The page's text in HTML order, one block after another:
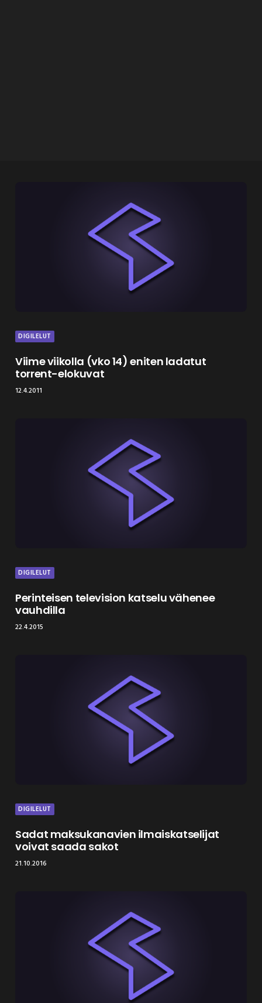
DIGILELUT
Viime viikolla (vko 14) eniten ladatut
torrent-elokuvat
12.4.2011
DIGILELUT
Perinteisen television katselu vähenee
vauhdilla
22.4.2015
DIGILELUT
Sadat maksukanavien ilmaiskatselijat
voivat saada sakot
21.10.2016